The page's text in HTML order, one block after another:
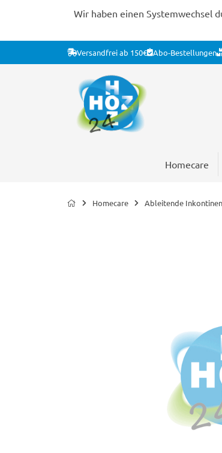
Wir haben einen Systemwechsel
Versandfrei ab 150€ Abo-Bestellungen
Homecare
Homecare Ableitende